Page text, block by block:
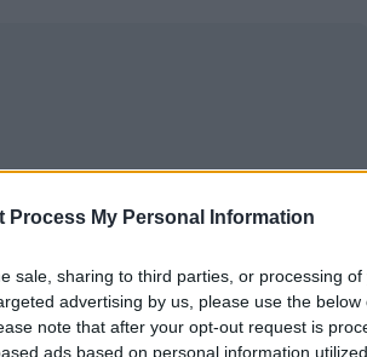
Process My Personal Information
sale, sharing to third parties, or processing
advertising by us, please use the
note that after your opt-out request is
ads based on personal information